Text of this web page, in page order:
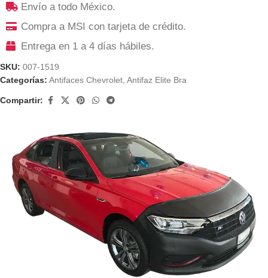
Envío a todo México.
Compra a MSI con tarjeta de crédito.
Entrega en 1 a 4 días hábiles.
SKU: 007-1519
Categorías: Antifaces Chevrolet Antifaz Elite Bra
Compartir: